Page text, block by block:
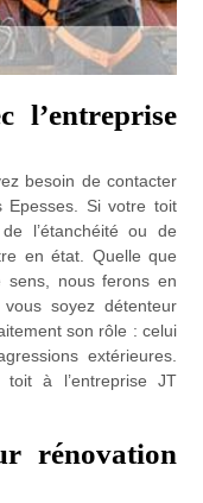
l’entreprise
besoin de contacter
Epesses. Si votre toit
l’étanchéité ou de
en état. Quelle que
sens, nous ferons en
soyez détenteur
son rôle : celui
extérieures.
à l’entreprise JT
rénovation